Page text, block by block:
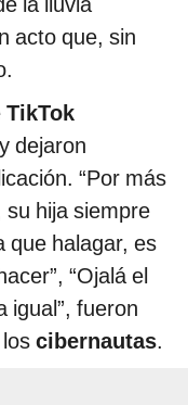
acto que, sin
TikTok
dejaron
“Por más
su hija siempre
que halagar, es
“Ojalá el
igual”, fueron
cibernautas.